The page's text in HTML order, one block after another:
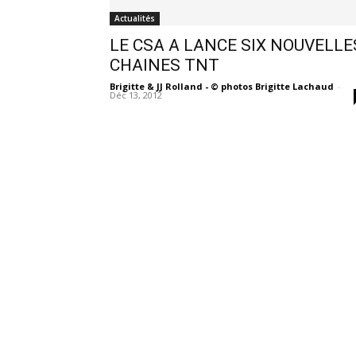
Actualités
LE CSA A LANCE SIX
CHAINES TNT
Brigitte & JJ Rolland - © photos Brigitte Lachaud -
Déc 13, 2012